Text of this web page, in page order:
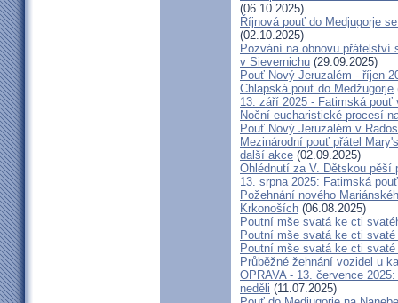
(06.10.2025)
Říjnová pouť do Medjugorje
(02.10.2025)
Pozvání na obnovu přátelství
v Sievernichu (29.09.2025)
Pouť Nový Jeruzalém - říjen
Chlapská pouť do Medžugorje
13. září 2025 - Fatimská pouť
Noční eucharistické procesí
Pouť Nový Jeruzalém v
Mezinárodní pouť přátel
další akce (02.09.2025)
Ohlédnutí za V. Dětskou pěší
13. srpna 2025: Fatimská
Požehnání nového
Krkonoších (06.08.2025)
Poutní mše svatá ke cti
Poutní mše svatá ke cti
Poutní mše svatá ke cti
Průběžné žehnání vozidel u
OPRAVA - 13. července
neděli (11.07.2025)